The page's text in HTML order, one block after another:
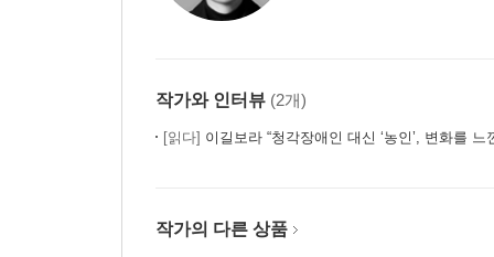
작가와 인터뷰 (2개)
[읽다] 이길보라 “청각장애인 대신 ‘농인’, 변화를 느
작가의 다른 상품